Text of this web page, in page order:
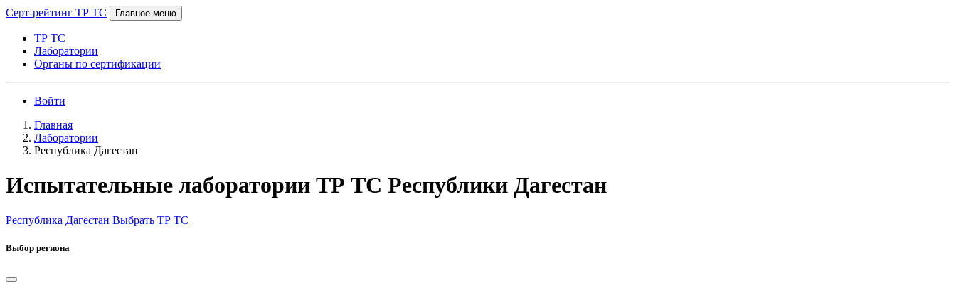
Серт-рейтинг ТР ТС Главное меню
ТР ТС
Лаборатории
Органы по сертификации
Войти
Главная
Лаборатории
Республика Дагестан
Испытательные лаборатории ТР ТС Республики Дагестан
Республика Дагестан Выбрать ТР ТС
Выбор региона